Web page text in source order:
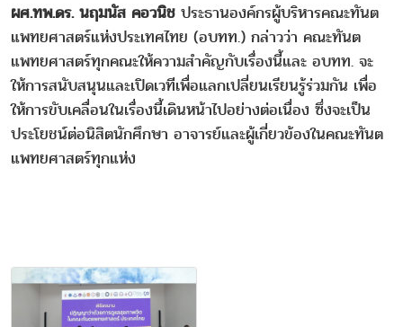
ผศ.ทพ.ดร. นฤมนัส คอวนิช ประธานองค์กรผู้บริหารคณะทันต
แพทยศาสตร์แห่งประเทศไทย (อบทท.) กล่าวว่า คณะทันต
แพทยศาสตร์ทุกคณะให้ความสำคัญกับเรื่องนี้และ อบทท. จะ
ให้การสนับสนุนและเปิดเวทีเพื่อแลกเปลี่ยนเรียนรู้ร่วมกัน เพื่อ
ให้การขับเคลื่อนในเรื่องนี้เดินหน้าไปอย่างต่อเนื่อง ซึ่งจะเป็น
ประโยชน์ต่อนิสิตนักศึกษา อาจารย์และผู้เกี่ยวข้องในคณะทันต
แพทยศาสตร์ทุกแห่ง